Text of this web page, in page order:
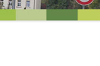
UNSERE ZIELE FÜR DIE